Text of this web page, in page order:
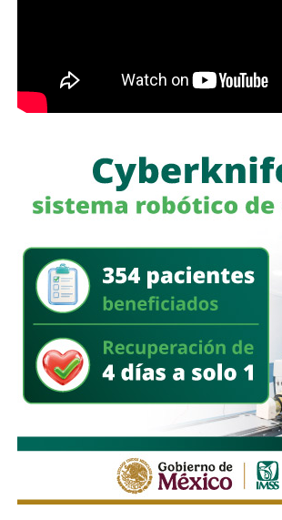
García Cázaresllamó a la ciudadanía a
cualquier conducta irregular y aclaró que
“apertura total” de la dependencia para
delincuentes y asegura armas durante